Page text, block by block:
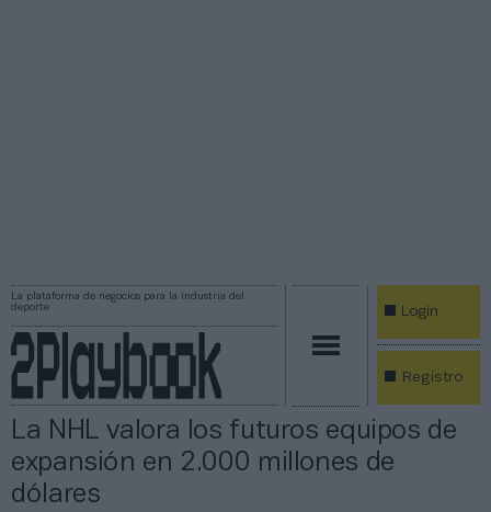
La plataforma de negocios para la industria del
deporte
Login
Registro
La NHL valora los futuros equipos de
expansión en 2.000 millones de
dólares